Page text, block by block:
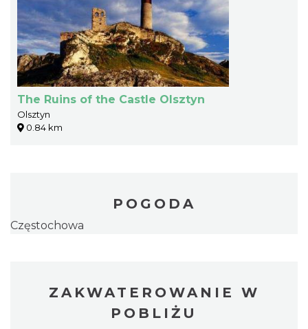
The Ruins of the Castle Olsztyn
Olsztyn
0.84 km
POGODA
Częstochowa
ZAKWATEROWANIE W
POBLIŻU